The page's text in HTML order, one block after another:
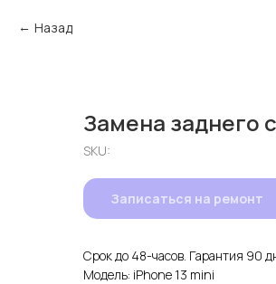
Назад
Замена заднего
SKU:
Записаться на ремонт
Срок до 48-часов. Гарантия 90
Модель: iPhone 13 mini